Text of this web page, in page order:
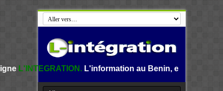
L'information au Benin, en Afrique et dans le monde.